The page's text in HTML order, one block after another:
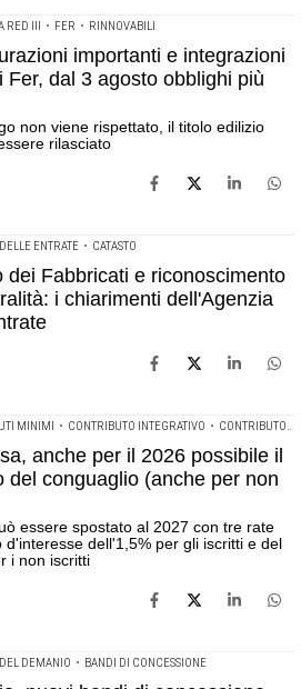
RED III • FER • RINNOVABILI
importanti e integrazioni
Fer, dal 3 agosto obblighi più
non viene rispettato, il titolo edilizio
rilasciato
ENTRATE • CATASTO
dei Fabbricati e riconoscimento
i chiarimenti dell'Agenzia
MINIMI • CONTRIBUTO INTEGRATIVO • CONTRIBUTO SOGGETTIVO
anche per il 2026 possibile il
del conguaglio (anche per non
essere spostato al 2027 con tre rate
d'interesse dell'1,5% per gli iscritti e del
i non iscritti
DEMANIO • BANDI DI CONCESSIONE